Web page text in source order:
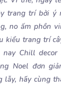
trang trí bởi ý
no ấm phồn
kiểu trang trí
nay Chill
Noel đơn
lẫy, hãy cùng